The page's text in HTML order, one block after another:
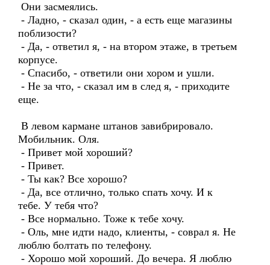
Они засмеялись.
- Ладно, - сказал один, - а есть еще магазины
поблизости?
- Да, - ответил я, - на втором этаже, в третьем
корпусе.
- Спасибо, - ответили они хором и ушли.
- Не за что, - сказал им в след я, - приходите
еще.
В левом кармане штанов завибрировало.
Мобильник. Оля.
- Привет мой хороший?
- Привет.
- Ты как? Все хорошо?
- Да, все отлично, только спать хочу. И к
тебе. У тебя что?
- Все нормально. Тоже к тебе хочу.
- Оль, мне идти надо, клиенты, - соврал я. Не
люблю болтать по телефону.
- Хорошо мой хороший. До вечера. Я люблю